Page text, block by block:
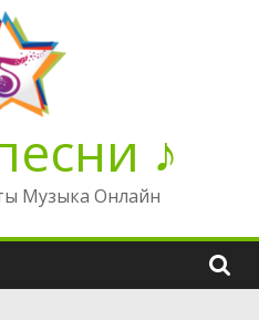
♪
Музыка Онлайн